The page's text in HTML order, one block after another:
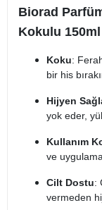
Biorad
Kokulu
Koku:
bir his
Hijyen
yok eder,
Kullanım
ve
Cilt Dostu:
vermeden